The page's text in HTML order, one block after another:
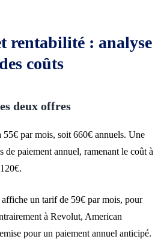
rentabilité : analyse
coûts
deux offres
par mois, soit 660€ annuels. Une
de paiement annuel, ramenant le coût à
un tarif de 59€ par mois, pour
à Revolut, American
pour un paiement annuel anticipé.